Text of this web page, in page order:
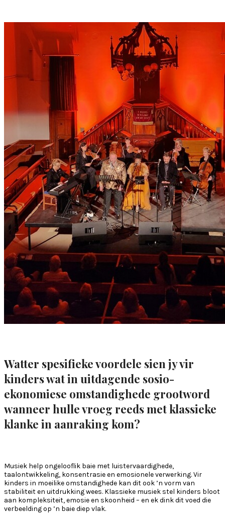
Watter spesifieke voordele sien jy vir
kinders wat in uitdagende sosio-
ekonomiese omstandighede grootword
wanneer hulle vroeg reeds met klassieke
klanke in aanraking kom?
Musiek help ongelooflik baie met luistervaardighede,
taalontwikkeling, konsentrasie en emosionele verwerking. Vir
kinders in moeilike omstandighede kan dit ook ’n vorm van
stabiliteit en uitdrukking wees. Klassieke musiek stel kinders bloot
aan kompleksiteit, emosie en skoonheid – en ek dink dit voed die
verbeelding op ’n baie diep vlak.